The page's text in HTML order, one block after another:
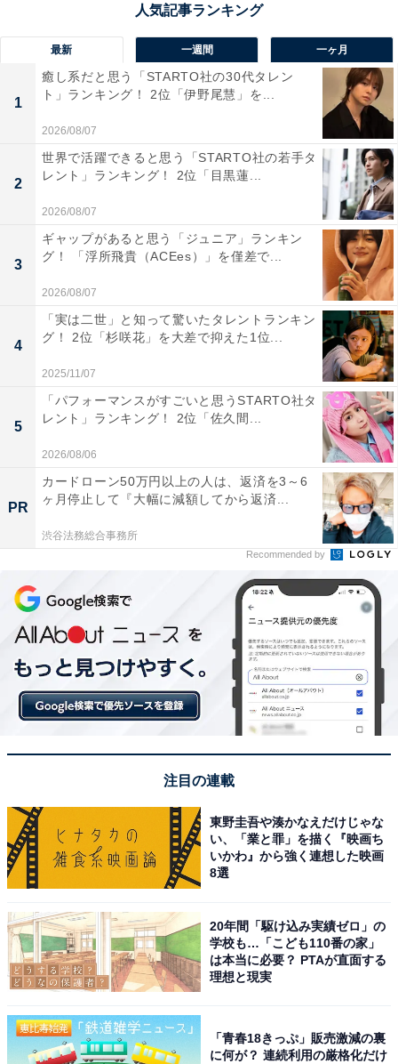
1位：宮崎市／93票
宮崎県の県庁所在地である宮崎市は、県の政治、経済、
文化の中心地です。日向灘に面し、温暖な気候とフェニ
ックスやヤシの木が立ち並ぶ南国情緒あふれる景観が特
徴。海岸線には、国の天然記念物「鬼の洗濯板」や、パ
ワースポットとして知られる「青島」など、観光名所が
点在しています。住民がのんびりとしていて優しく、地
域の結束が強いため見回りなどにより防犯意識が高いこ
と、また凶悪事件がほぼ起きないという体感が、安心で
きる街という評価に影響を与えたと考えられます。
回答者からは「以前住んでいましたが、治安は良かった
です」（40代女性／静岡県）、「利便性が高く、施設も
充実しており、新しい住民も多く増えている為です。治
安の悪い場所に人は集まらない筈なので、総合的に見
て、治安は良い方なのだと思いました」（30代男性／大
阪府）、「宮崎はどこも治安が良さそうなので、代表地
点を選びました」（30代女性／愛知県）といった声が集
まりました。
※回答者からのコメントは原文ママです
坂上 恵
All About ニュースの編集者。オールアバウトに入社後、SNSトレン
ドにフォーカスした記事執筆やSEOライティングの経験を経て、の
ちにAll About ニュースチームのメンバーに加入。現在は旅行・カル
チャー・エンタメなどを中心に企画編集を担当。東京都出身。居酒
...続きを読む
9位までのランキング結果を見る
最新 一週間 一ヶ月
1
癒し系だと思う「STARTO社の30代タレン
ト」ランキング！ 2位「伊野尾慧」を...
2026/08/07
2
世界で活躍できると思う「STARTO社の若手タ
レント」ランキング！ 2位「目黒蓮...
2026/08/07
3
ギャップがあると思う「ジュニア」ランキン
グ！ 「浮所飛貴（ACEes）」を僅差で...
2026/08/07
4
「実は二世」と知って驚いたタレントランキン
グ！ 2位「杉咲花」を大差で抑えた1位...
2025/11/07
5
「パフォーマンスがすごいと思うSTARTO社タ
レント」ランキング！ 2位「佐久間...
2026/08/06
PR
カードローン50万円以上の人は、返済を3～6
ヶ月停止して『大幅に減額してから返済...
渋谷法務総合事務所
Recommended by
注目の連載
東野圭吾や湊かなえだけじゃな
い、「業と罪」を描く『映画ち
いかわ』から強く連想した映画
8選
20年間「駆け込み実績ゼロ」の
学校も…「こども110番の家」
は本当に必要？ PTAが直面する
理想と現実
「青春18きっぷ」販売激減の裏
に何が？ 連続利用の厳格化だけ